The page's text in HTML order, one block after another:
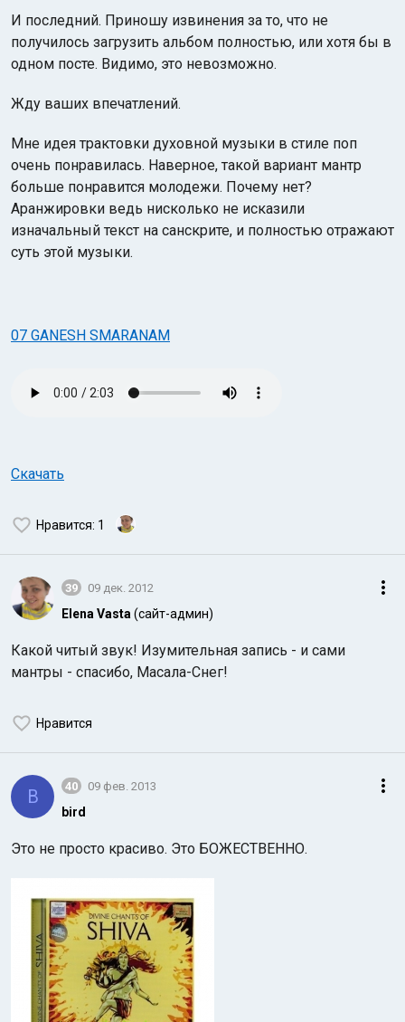
И последний. Приношу извинения за то, что не
получилось загрузить альбом полностью, или хотя бы в
одном посте. Видимо, это невозможно.
Жду ваших впечатлений.
Мне идея трактовки духовной музыки в стиле поп
очень понравилась. Наверное, такой вариант мантр
больше понравится молодежи. Почему нет?
Аранжировки ведь нисколько не исказили
изначальный текст на санскрите, и полностью отражают
суть этой музыки.
07 GANESH SMARANAM
Скачать
Нравится: 1
39 09 дек. 2012
Elena Vasta (сайт-админ)
Какой читый звук! Изумительная запись - и сами
мантры - спасибо, Масала-Снег!
Нравится
B 40 09 фев. 2013
bird
Это не просто красиво. Это БОЖЕСТВЕННО.